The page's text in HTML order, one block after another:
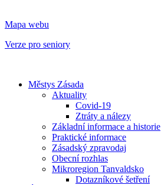
Mapa webu
Verze pro seniory
Městys Zásada
Aktuality
Covid-19
Ztráty a nálezy
Základní informace a historie
Praktické informace
Zásadský zpravodaj
Obecní rozhlas
Mikroregion Tanvaldsko
Dotazníkové šetření